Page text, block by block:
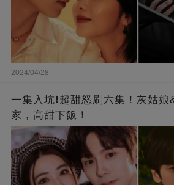
2024/04/28
一集入坑❗超甜怒刷六集！灰姑
家，高甜下飯！